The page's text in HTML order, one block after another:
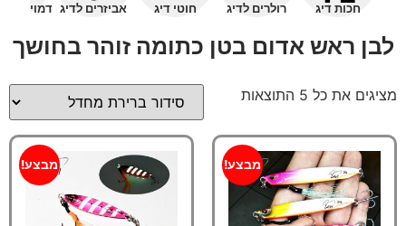
חכות דיג רולרים לדיג חוטי דיג אביזרים לדיג דמויים
לבן ראש אדום בטן כתומה זוהר בחושך
מציגים את כל ⁦5⁩ התוצאות
מבצע! מבצע!